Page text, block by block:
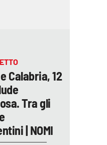
Calabria, 12
Tra gli
| NOMI